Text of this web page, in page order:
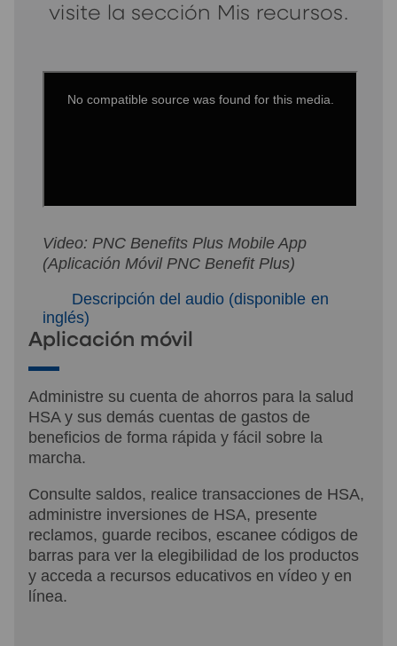
visite la sección Mis recursos.
Video: PNC Benefits Plus Mobile App
(Aplicación Móvil PNC Benefit Plus)
Descripción del audio (disponible en
inglés)
Aplicación móvil
Administre su cuenta de ahorros para la salud
HSA y sus demás cuentas de gastos de
beneficios de forma rápida y fácil sobre la
marcha.
Consulte saldos, realice transacciones de HSA,
administre inversiones de HSA, presente
reclamos, guarde recibos, escanee códigos de
barras para ver la elegibilidad de los productos
y acceda a recursos educativos en vídeo y en
línea.